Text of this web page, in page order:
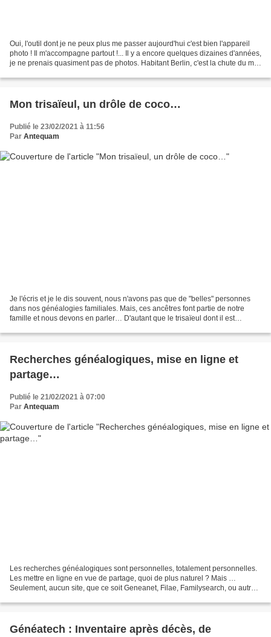
Oui, l'outil dont je ne peux plus me passer aujourd'hui c'est bien l'appareil
photo ! Il m'accompagne partout !... Il y a encore quelques dizaines d'années,
je ne prenais quasiment pas de photos. Habitant Berlin, c'est la chute du mur
Mon trisaïeul, un drôle de coco…
Publié le 23/02/2021 à 11:56
Par Antequam
Je l'écris et je le dis souvent, nous n'avons pas que de "belles" personnes
dans nos généalogies familiales. Mais, ces ancêtres font partie de notre
famille et nous devons en parler… D'autant que le trisaïeul dont il est
Recherches généalogiques, mise en ligne et
partage…
Publié le 21/02/2021 à 07:00
Par Antequam
Les recherches généalogiques sont personnelles, totalement personnelles.
Les mettre en ligne en vue de partage, quoi de plus naturel ? Mais …
Seulement, aucun site, que ce soit Geneanet, Filae, Familysearch, ou autres,
Généatech : Inventaire après décès, de